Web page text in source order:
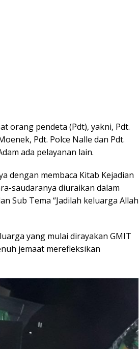
orang pendeta (Pdt), yakni, Pdt.
Pdt. Polce Nalle dan Pdt.
ada pelayanan lain.
dengan membaca Kitab Kejadian
saudaranya diuraikan dalam
Sub Tema “Jadilah keluarga Allah
yang mulai dirayakan GMIT
jemaat merefleksikan